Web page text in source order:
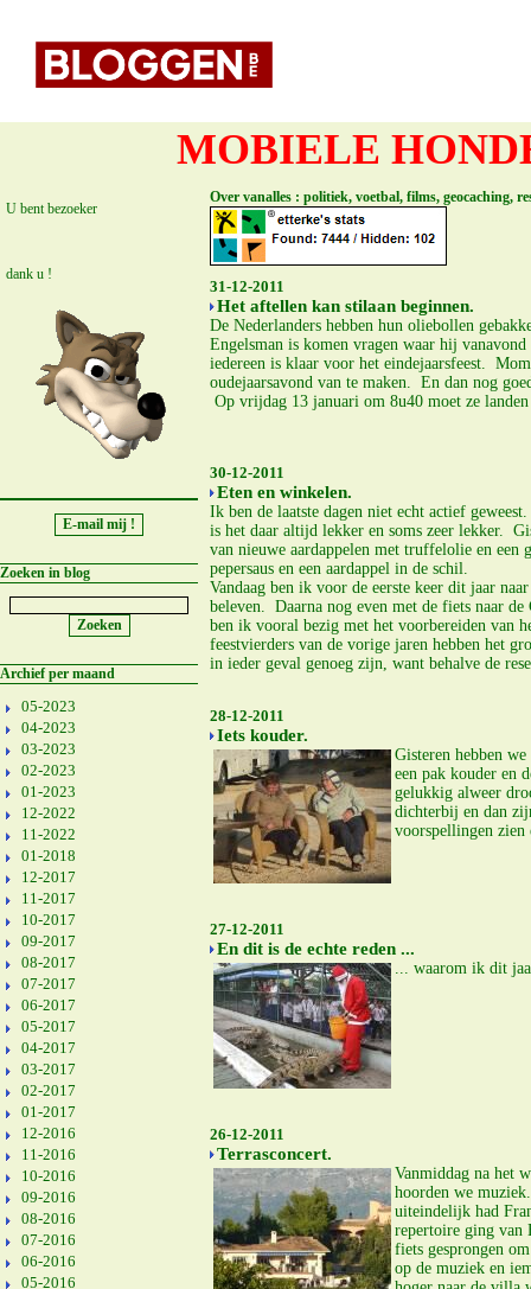
MOBIELE
U bent bezoeker
dank u !
Zoeken in blog
Archief per maand
05-2023
04-2023
03-2023
02-2023
01-2023
12-2022
11-2022
01-2018
12-2017
11-2017
10-2017
09-2017
08-2017
07-2017
06-2017
05-2017
04-2017
03-2017
02-2017
01-2017
12-2016
11-2016
10-2016
09-2016
08-2016
07-2016
06-2016
05-2016
Over vanalles : politiek, voetbal, films, geocaching,
31-12-2011
Het aftellen kan stilaan beginnen.
De Nederlanders hebben hun oliebollen
Engelsman is komen vragen waar hij
iedereen is klaar voor het eindejaarsfeest.
oudejaarsavond van te maken. En dan nog
Op vrijdag 13 januari om 8u40 moet ze
30-12-2011
Eten en winkelen.
Ik ben de laatste dagen niet echt actief
is het daar altijd lekker en soms zeer lekker.
van nieuwe aardappelen met truffelolie en een
pepersaus en een aardappel in de schil.
Vandaag ben ik voor de eerste keer dit jaar
beleven. Daarna nog even met de fiets naar
ben ik vooral bezig met het voorbereiden van
feestvierders van de vorige jaren hebben het
in ieder geval genoeg zijn, want behalve de
28-12-2011
Iets kouder.
Gisteren hebben
een pak kouder en
gelukkig alweer
dichterbij en dan
voorspellingen
27-12-2011
En dit is de echte reden ...
... waarom ik dit
26-12-2011
Terrasconcert.
Vanmiddag na het
hoorden we
uiteindelijk had
repertoire ging van
fiets gesprongen
op de muziek en